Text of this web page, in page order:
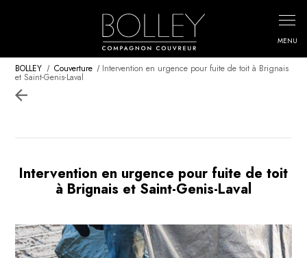
BOLLEY Couverture Intervention en urgence pour fuite de toit à Brignais
et Saint-Genis-Laval
Intervention en urgence pour fuite de toit
à Brignais et Saint-Genis-Laval